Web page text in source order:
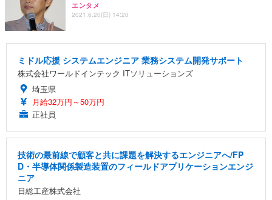
エンタメ
2021.6.20(日) 14:20
ミドル応援 システムエンジニア 業務システム開発サポート
株式会社ワールドインテック ITソリューションズ
埼玉県
月給32万円～50万円
正社員
技術の最前線で顧客と共に課題を解決するエンジニアへ/FP
D・半導体関係製造装置のフィールドアプリケーションエンジ
ニア
日総工産株式会社